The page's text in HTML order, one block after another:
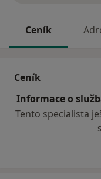
Ceník
Ceník
Informace o
Tento specialista